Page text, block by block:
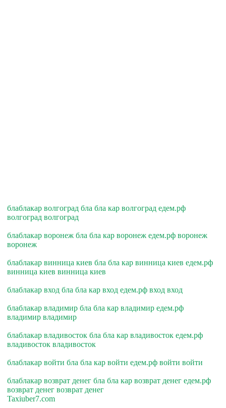
блаблакар волгоград бла бла кар волгоград едем.рф
волгоград волгоград
блаблакар воронеж бла бла кар воронеж едем.рф воронеж
воронеж
блаблакар винница киев бла бла кар винница киев едем.рф
винница киев винница киев
блаблакар вход бла бла кар вход едем.рф вход вход
блаблакар владимир бла бла кар владимир едем.рф
владимир владимир
блаблакар владивосток бла бла кар владивосток едем.рф
владивосток владивосток
блаблакар войти бла бла кар войти едем.рф войти войти
блаблакар возврат денег бла бла кар возврат денег едем.рф
возврат денег возврат денег
Taxiuber7.com